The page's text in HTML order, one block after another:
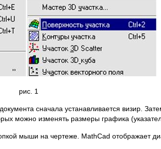
рис. 1
сначала устанавливается визир.
можно изменять размеры графика
мыши на чертеже. MathCad отображает